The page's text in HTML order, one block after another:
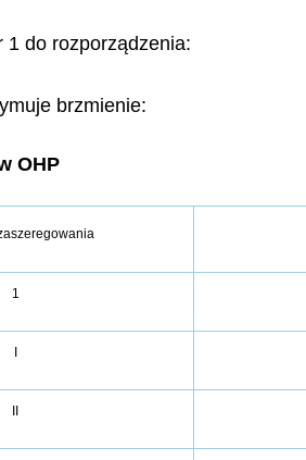
1 do rozporządzenia:
brzmienie:
OHP
1
I
II